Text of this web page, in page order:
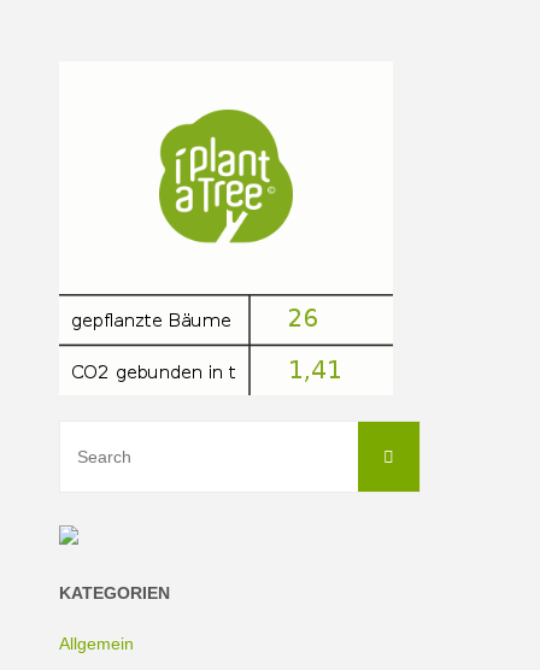
–
sind
Auswege
Search
KATEGORIEN
Allgemein